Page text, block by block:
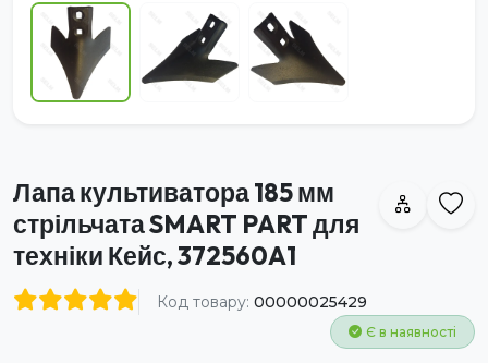
Лапа культиватора 185 мм
стрільчата SMART PART для
техніки Кейс, 372560A1
Код товару: 00000025429
Є в наявності